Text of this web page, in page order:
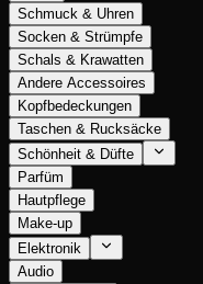
Schmuck & Uhren
Socken & Strümpfe
Schals & Krawatten
Andere Accessoires
Kopfbedeckungen
Taschen & Rucksäcke
Schönheit & Düfte
Parfüm
Hautpflege
Make-up
Elektronik
Audio